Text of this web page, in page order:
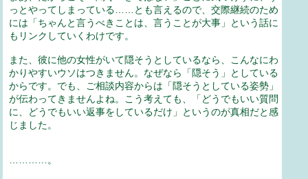
っとやってしまっている……とも言えるので、交際継続のため
には「ちゃんと言うべきことは、言うことが大事」という話に
もリンクしていくわけです。
また、彼に他の女性がいて隠そうとしているなら、こんなにわ
かりやすいウソはつきません。なぜなら「隠そう」としている
からです。でも、ご相談内容からは「隠そうとしている姿勢」
が伝わってきませんよね。こう考えても、「どうでもいい質問
に、どうでもいい返事をしているだけ」というのが真相だと感
じました。
…………。